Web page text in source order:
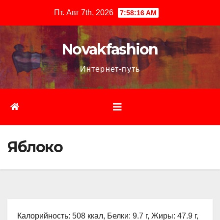
содержимому
Пт. Авг 7th, 2026 7:58:17 AM
Novakfashion
Интернет-путь
Яблоко
Калорийность: 508 ккал, Белки: 9.7 г, Жиры: 47.9 г,